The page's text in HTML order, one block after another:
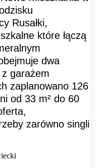
Rusałki,
które łączą
dwa
garażem
zaplanowano 126
od 33 m² do 60
zarówno singli